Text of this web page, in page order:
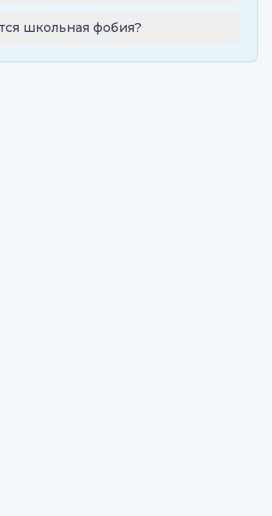
школьная фобия?